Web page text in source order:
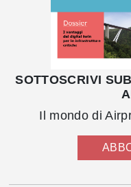
SOTTOSCRIVI
Il mondo di